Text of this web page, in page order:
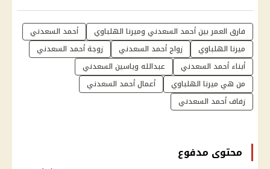
فارق العمر بين أحمد السعدني وميرنا الهلباوي
أحمد السعدني
ميرنا الهلباوي
زواج أحمد السعدني
زوجة أحمد السعدني
أبناء أحمد السعدني
عبدالله وياسين السعدني
من هي ميرنا الهلباوي
أعمال أحمد السعدني
زفاف أحمد السعدني
محتوى مدفوع